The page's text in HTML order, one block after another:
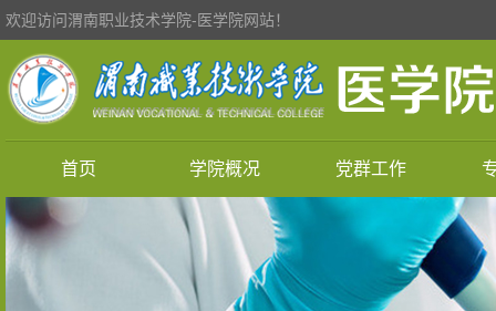
欢迎访问渭南职业技术学院-医学院网站！
首页 学院概况 党群工作